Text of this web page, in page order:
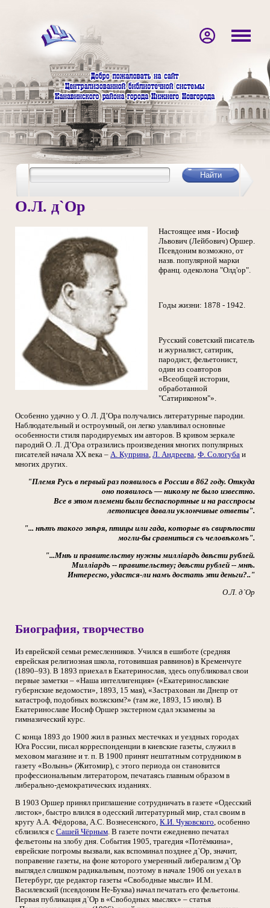
О.Л. д`Ор
Настоящее имя - Иосиф
Львович (Лейбович) Оршер.
Псевдоним возможно, от
назв. популярной марки
франц. одеколона "Олд'ор".
Годы жизни: 1878 - 1942.
Русский советский писатель
и журналист, сатирик,
пародист, фельетонист,
один из соавторов
«Всеобщей истории,
обработанной
"Сатириконом"».
Особенно удачно у О. Л. Д’Ора получались литературные пародии.
Наблюдательный и остроумный, он легко улавливал основные
особенности стиля пародируемых им авторов. В кривом зеркале
пародий О. Л. Д’Ора отразились произведения многих популярных
писателей начала XX века – А. Куприна, Л. Андреева, Ф. Сологуба и
многих других.
"Племя Русь в первый раз появилось в России в 862 году. Откуда
оно появилось — никому не было известно.
Все в этом племени были беспаспортные и на расспросы
летописцев давали уклончивые ответы".
"... нѣтъ такого звѣря, птицы или гада, которые въ свирѣпости
могли-бы сравниться съ человѣкомъ".
"...Мнѣ и правительству нужны милліардъ двѣсти рублей.
Милліардъ -- правительству; двѣсти рублей -- мнѣ.
Интересно, удастся-ли намъ достать эти деньги?.."
О.Л. д`Ор
Биография, творчество
Из еврейской семьи ремесленников. Учился в ешиботе (средняя
еврейская религиозная школа, готовившая раввинов) в Кременчуге
(1890–93). В 1893 приехал в Екатеринослав, здесь опубликовал свои
первые заметки – «Наша интеллигенция» («Екатеринославские
губернские ведомости», 1893, 15 мая), «Застрахован ли Днепр от
катастроф, подобных волжским?» (там же, 1893, 15 июля). В
Екатеринославе Иосиф Оршер экстерном сдал экзамены за
гимназический курс.
С конца 1893 до 1900 жил в разных местечках и уездных городах
Юга России, писал корреспонденции в киевские газеты, служил в
меховом магазине и т. п. В 1900 принят нештатным сотрудником в
газету «Волынь» (Житомир), с этого периода он становится
профессиональным литератором, печатаясь главным образом в
либерально-демократических изданиях.
В 1903 Оршер принял приглашение сотрудничать в газете «Одесский
листок», быстро влился в одесский литературный мир, стал своим в
кругу А.А. Фёдорова, А.С. Вознесенского, К.И. Чуковского, особенно
сблизился с Сашей Чёрным. В газете почти ежедневно печатал
фельетоны на злобу дня. События 1905, трагедия «Потёмкина»,
еврейские погромы вызвали, как вспоминал позднее д`Ор, значит,
поправение газеты, на фоне которого умеренный либерализм д`Ор
выглядел слишком радикальным, поэтому в начале 1906 он уехал в
Петербург, где редактор газеты «Свободные мысли» И.М.
Василевский (псевдоним Не-Буква) начал печатать его фельетоны.
Первая публикация д`Ор в «Свободных мыслях» – статья